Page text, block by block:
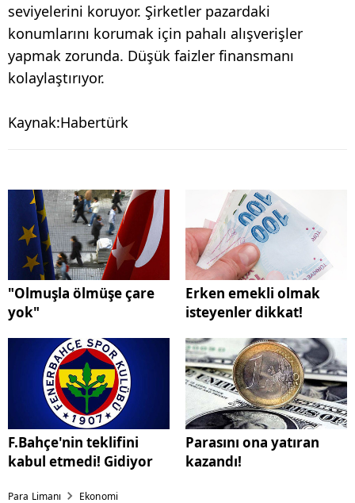
seviyelerini koruyor. Şirketler pazardaki
konumlarını korumak için pahalı alışverişler
yapmak zorunda. Düşük faizler finansmanı
kolaylaştırıyor.
Kaynak:Habertürk
"Olmuşla ölmüşe çare
yok"
Erken emekli olmak
isteyenler dikkat!
F.Bahçe'nin teklifini
kabul etmedi! Gidiyor
Parasını ona yatıran
kazandı!
Para Limanı Ekonomi